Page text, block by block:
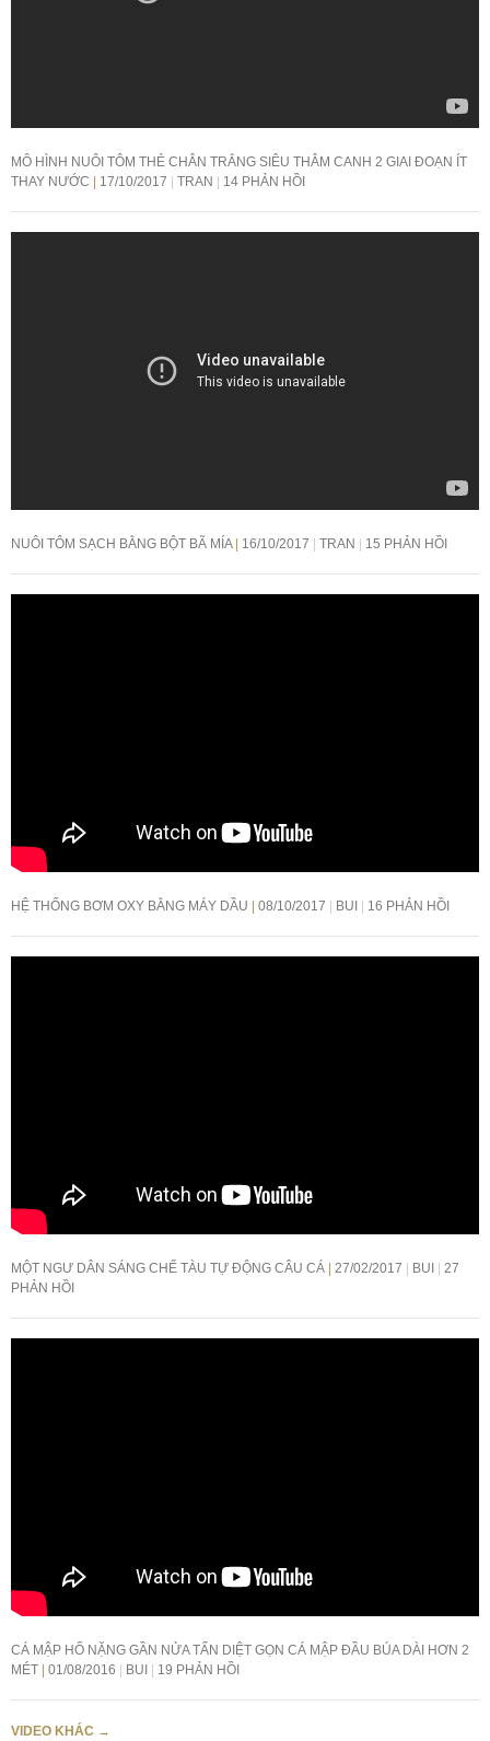
MÔ HÌNH NUÔI TÔM THẺ CHÂN TRẮNG SIÊU THÂM CANH 2 GIAI ĐOẠN ÍT
THAY NƯỚC
17/10/2017 TRAN 14 PHẢN HỒI
NUÔI TÔM SẠCH BẰNG BỘT BÃ MÍA 16/10/2017 TRAN 15 PHẢN HỒI
HỆ THỐNG BƠM OXY BẰNG MÁY DẦU 08/10/2017 BUI 16 PHẢN HỒI
MỘT NGƯ DÂN SÁNG CHẾ TÀU TỰ ĐỘNG CÂU CÁ 27/02/2017 BUI
27
PHẢN HỒI
CÁ MẬP HỔ NẶNG GẦN NỬA TẤN DIỆT GỌN CÁ MẬP ĐẦU BÚA DÀI HƠN 2
MÉT
01/08/2016 BUI 19 PHẢN HỒI
VIDEO KHÁC →